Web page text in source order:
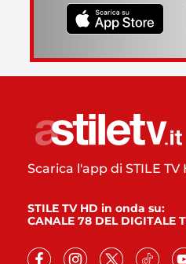
Scarica l'app di STILE TV
STILE TV HD in onda su:
CANALE 78 DEL DIGITALE